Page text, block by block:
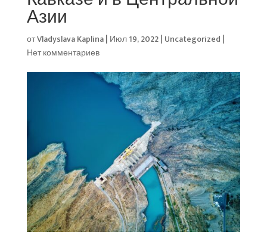
Азии
отVladyslava Kaplina| Июл 19, 2022| Uncategorized |
Нет комментариев